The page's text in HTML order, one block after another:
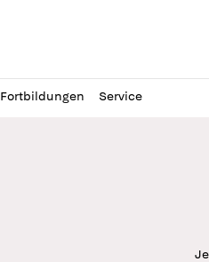
Fortbildungen Service